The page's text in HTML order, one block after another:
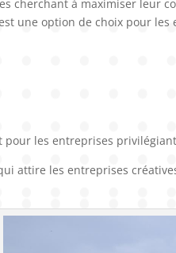
cherchant à maximiser leur
une option de choix pour
les entreprises
attire les entreprises